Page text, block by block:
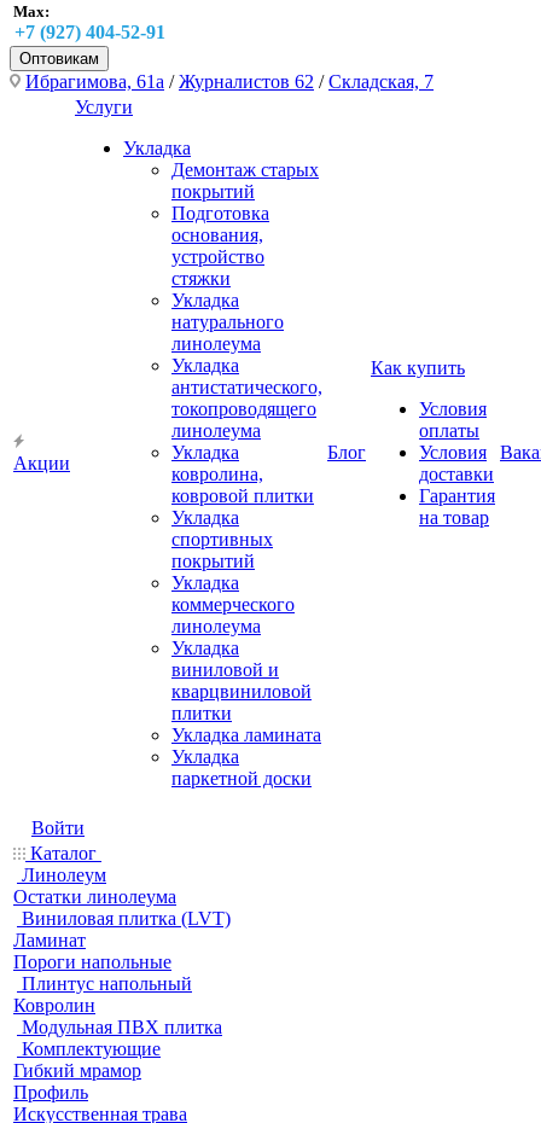
Max:
+7 (927) 404-52-91
Оптовикам
Ибрагимова, 61а /Журналистов 62 /Складская, 7
Акции
Услуги
Укладка
Демонтаж старых
покрытий
Подготовка
основания,
устройство
стяжки
Укладка
натурального
линолеума
Укладка
антистатического,
токопроводящего
линолеума
Укладка
ковролина,
ковровой плитки
Укладка
спортивных
покрытий
Укладка
коммерческого
линолеума
Укладка
виниловой и
кварцвиниловой
плитки
Укладка ламината
Укладка
паркетной доски
Блог
Как купить
Условия
оплаты
Условия
доставки
Гарантия
на товар
Войти
Каталог
Линолеум
Остатки линолеума
Виниловая плитка (LVT)
Ламинат
Пороги напольные
Плинтус напольный
Ковролин
Модульная ПВХ плитка
Комплектующие
Гибкий мрамор
Профиль
Искусственная трава